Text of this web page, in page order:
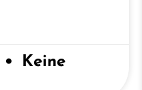
Keine